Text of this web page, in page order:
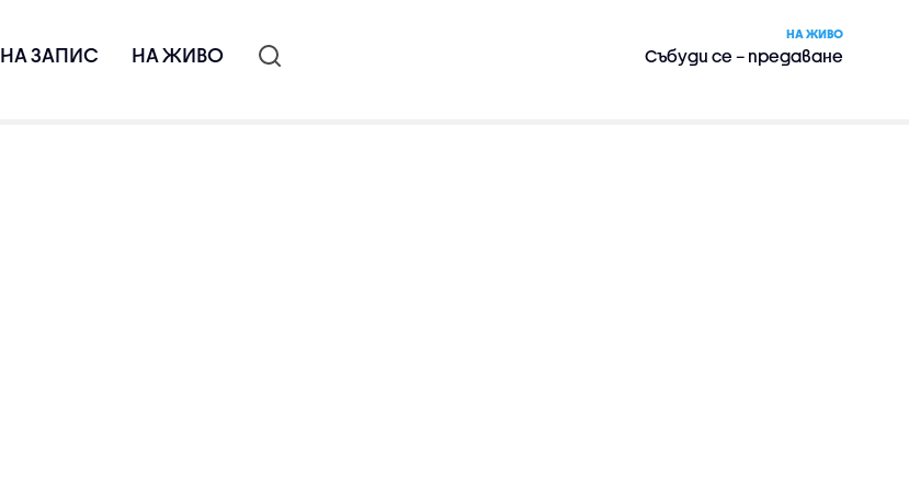
НА ЗАПИС НА ЖИВО
НА ЖИВО
Събуди се – предаване